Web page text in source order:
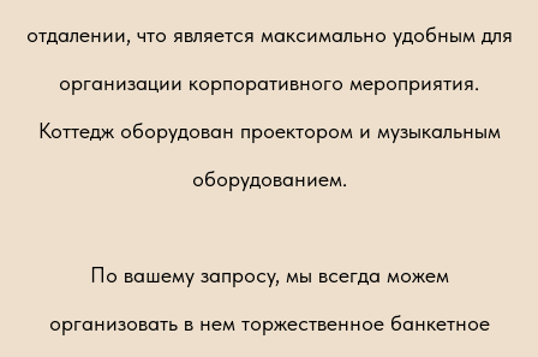
отдалении, что является максимально удобным для
организации корпоративного мероприятия.
Коттедж оборудован проектором и музыкальным
оборудованием.
По вашему запросу, мы всегда можем
организовать в нем торжественное банкетное